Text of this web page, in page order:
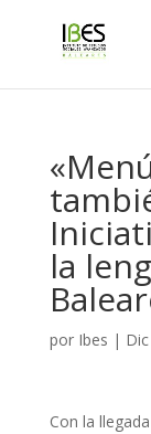
la
por Ibes |
Con la